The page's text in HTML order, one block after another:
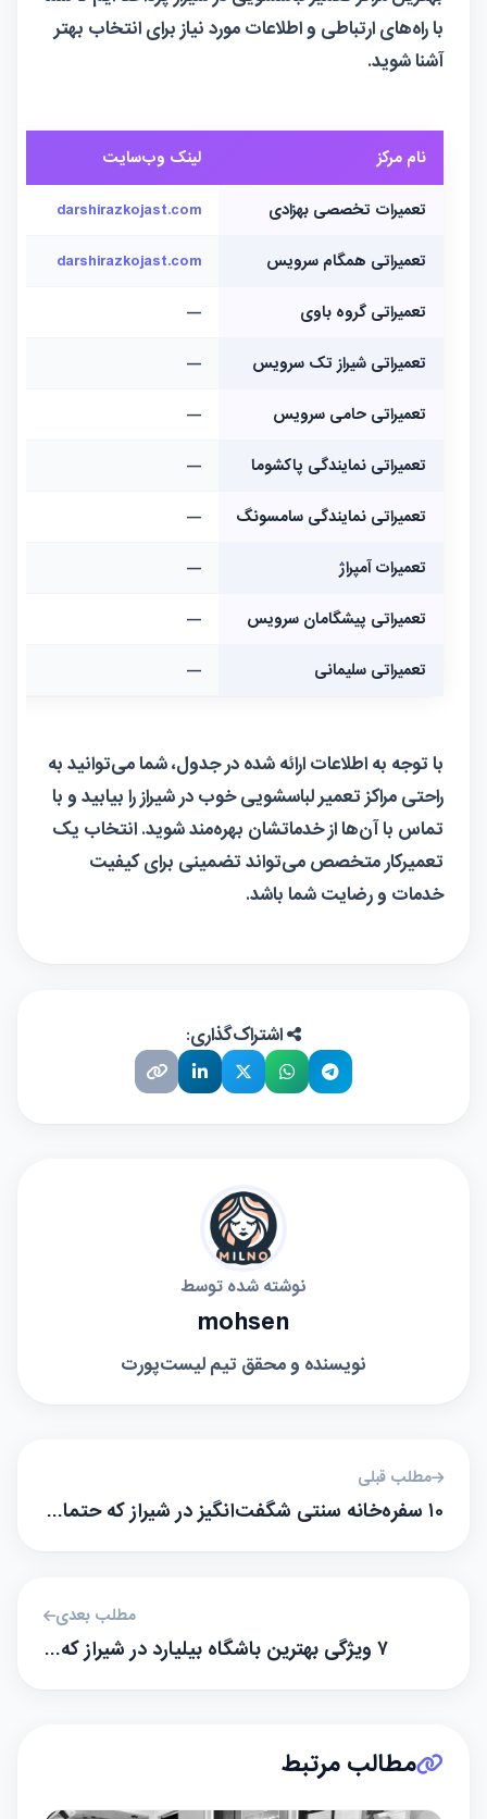
با راه‌های ارتباطی و اطلاعات مورد نیاز برای انتخاب بهتر
آشنا شوید.
نام مرکز لینک وب‌سایت
تعمیرات تخصصی بهزادی darshirazkojast.com
تعمیراتی همگام سرویس darshirazkojast.com
تعمیراتی گروه باوی —
تعمیراتی شیراز تک سرویس —
تعمیراتی حامی سرویس —
تعمیراتی نمایندگی پاکشوما —
تعمیراتی نمایندگی سامسونگ —
تعمیرات آمپراژ —
تعمیراتی پیشگامان سرویس —
تعمیراتی سلیمانی —
با توجه به اطلاعات ارائه شده در جدول، شما می‌توانید به
راحتی مراکز تعمیر لباسشویی خوب در شیراز را بیابید و با
تماس با آن‌ها از خدماتشان بهره‌مند شوید. انتخاب یک
تعمیرکار متخصص می‌تواند تضمینی برای کیفیت
خدمات و رضایت شما باشد.
اشتراک‌گذاری:
نوشته شده توسط
mohsen
نویسنده و محقق تیم لیست‌پورت
مطلب قبلی
۱۰ سفره‌خانه سنتی شگفت‌انگیز در شیراز که حتما…
مطلب بعدی
۷ ویژگی بهترین باشگاه بیلیارد در شیراز که…
مطالب مرتبط